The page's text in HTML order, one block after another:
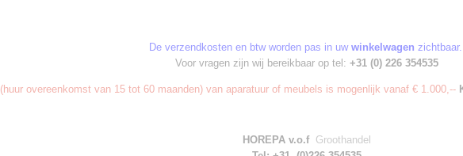
De verzendkosten en btw worden pas in uw winkelwagen zichtbaar.
Voor vragen zijn wij bereikbaar op tel: +31 (0) 226 354535
(huur overeenkomst van 15 tot 60 maanden) van aparatuur of meubels is mogenlijk vanaf € 1.000,--
HOREPA v.o.f Groothandel